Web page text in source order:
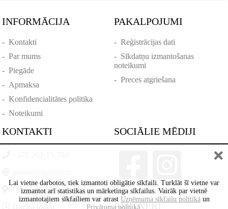
INFORMĀCIJA
-Kontakti
-Par mums
-Piegāde
- Apmaksa
-Konfidencialitātes politika
-Noteikumi
PAKALPOJUMI
- Reģistrācijas dati
- Sīkdatņu izmantošanas
noteikumi
- Preces atgriešana
KONTAKTI
Rīga, Lāčplēšā iela 88
SOCIĀLIE MĒDIJI
PARTNERI
Lai vietne darbotos, tiek izmantoti obligātie sīkfaili. Turklāt šī vietne var
izmantot arī statistikas un mārketinga sīkfailus. Vairāk par vietnē
izmantotajiem sīkfailiem var atrast Uzņēmuma sīkfailu politikāun
Privātuma politikā.